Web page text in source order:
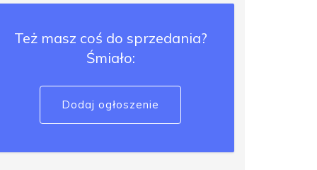
Też masz coś do sprzedania?
Śmiało:
Dodaj ogłoszenie